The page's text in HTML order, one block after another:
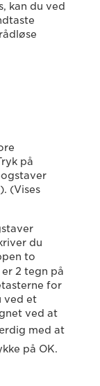
kan du ved
på
). (Vises
du
to
2 tegn på
for
ved et
ved at
med at
på OK.